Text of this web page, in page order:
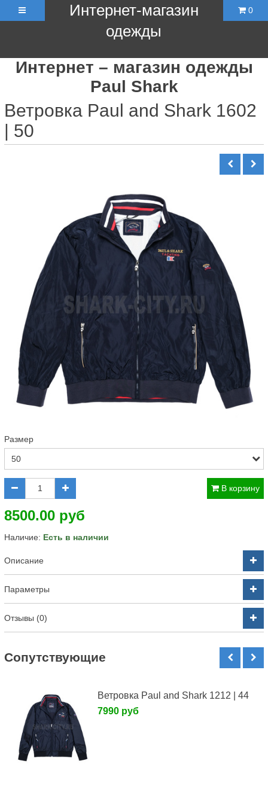
Интернет-магазин
одежды
0
Интернет – магазин одежды
Paul Shark
Ветровка Paul and Shark 1602
| 50
Размер
В корзину
8500.00 руб
Наличие: Есть в наличии
Описание
Параметры
Отзывы (0)
Cопутствующие
Ветровка Paul and Shark 1212 | 44
7990 руб